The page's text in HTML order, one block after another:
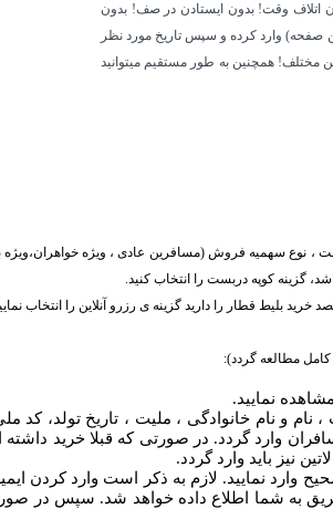
اتلاف وقت! بدون ایستادن در صف! بدون
صفحه) وارد کرده و سپس تاریخ مورد نظر
مختلف! همچنین به طور مستقیم میتوانید
بلیط قطار را دارید گزینه ی رزرو آنلاین را انتخاب
مطالعه گردد):
نمایید.
و نام خانوادگی ، ملیت ، تاریخ تولد،
وارد گردد. در صورتی که قبلا خرید
نیز باید وارد گردد.
وارد نمایید. لازم به ذکر است وارد کردن
به شما اطلاع داده خواهد شد. سپس در